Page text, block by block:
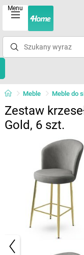
Menu
Meble Meble do
Zestaw
Gold, 6 szt.